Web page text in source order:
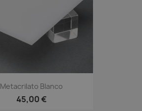
Metacrilato Blanco
45,00 €